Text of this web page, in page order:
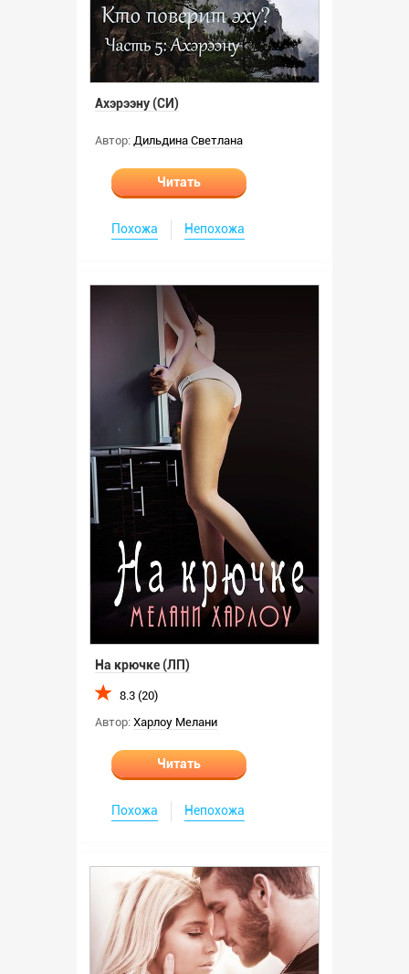
Ахэрээну (СИ)
Автор: Дильдина Светлана
Читать
Похожа Непохожа
На крючке (ЛП)
8.3 (20)
Автор: Харлоу Мелани
Читать
Похожа Непохожа